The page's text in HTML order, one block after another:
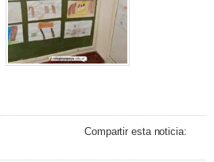
Compartir esta noticia: